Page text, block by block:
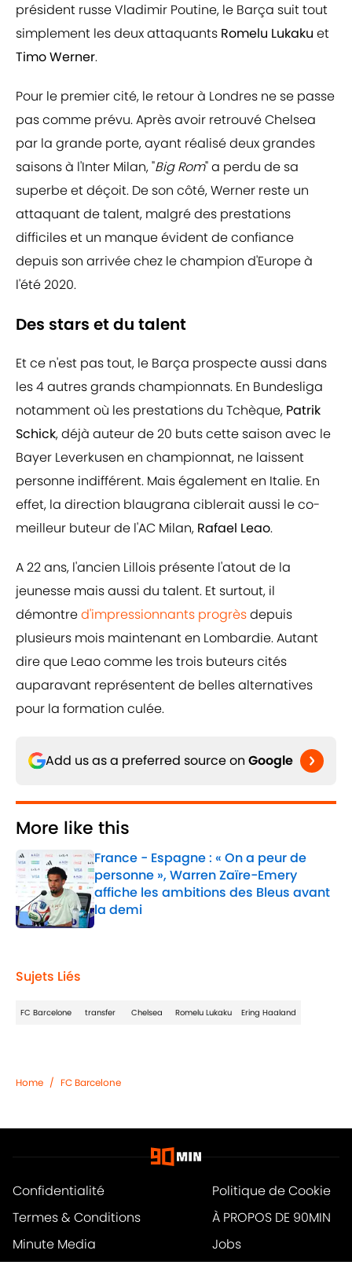
président russe Vladimir Poutine, le Barça suit tout
simplement les deux attaquants Romelu Lukaku et
Timo Werner.
Pour le premier cité, le retour à Londres ne se passe
pas comme prévu. Après avoir retrouvé Chelsea
par la grande porte, ayant réalisé deux grandes
saisons à l'Inter Milan, "Big Rom" a perdu de sa
superbe et déçoit. De son côté, Werner reste un
attaquant de talent, malgré des prestations
difficiles et un manque évident de confiance
depuis son arrivée chez le champion d'Europe à
l'été 2020.
Des stars et du talent
Et ce n'est pas tout, le Barça prospecte aussi dans
les 4 autres grands championnats. En Bundesliga
notamment où les prestations du Tchèque, Patrik
Schick, déjà auteur de 20 buts cette saison avec le
Bayer Leverkusen en championnat, ne laissent
personne indifférent. Mais également en Italie. En
effet, la direction blaugrana ciblerait aussi le co-
meilleur buteur de l'AC Milan, Rafael Leao.
A 22 ans, l'ancien Lillois présente l'atout de la
jeunesse mais aussi du talent. Et surtout, il
démontred'impressionnants progrèsdepuis
plusieurs mois maintenant en Lombardie. Autant
dire que Leao comme les trois buteurs cités
auparavant représentent de belles alternatives
pour la formation culée.
Add us as a preferred source on Google
More like this
France - Espagne : « On a peur de
personne », Warren Zaïre-Emery
affiche les ambitions des Bleus avant
la demi
Published by on Invalid Date
Sujets Liés
FC Barcelone transfer Chelsea Romelu Lukaku Ering Haaland
Home / FC Barcelone
Confidentialité
Politique de Cookie
Termes & Conditions
À PROPOS DE 90MIN
Minute Media
Jobs